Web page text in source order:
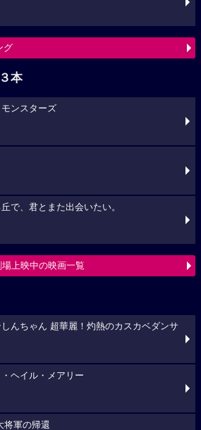
グ
本
ンスターズ
で、君とまた出会いたい。
場上映中の映画一覧
んちゃん 超華麗！灼熱のカスカベダンサ
ヘイル・メアリー
将軍の帰還